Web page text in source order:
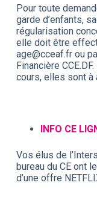
Pour toute
garde d’enfants,
régularisation
elle doit être
age@cceaf.fr ou
Financière
cours, elles sont à
INFO CE
Vos élus de
bureau du CE ont
d’une offre